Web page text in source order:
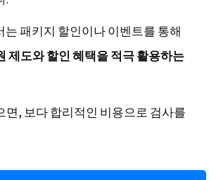
패키지 할인이나 이벤트를 통해
제도와 할인 혜택을 적극 활용하는
, 보다 합리적인 비용으로 검사를